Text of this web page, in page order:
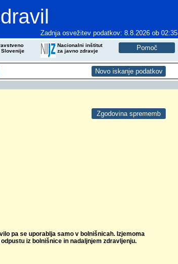
Zadnja osvežitev podatkov: 8.8.2026 ob 02:35
Slovenije
Nacionalni inštitut
za javno zdravje
pa se uporablja samo v bolnišnicah. Izjemoma
iz bolnišnice in nadaljnjem zdravljenju.